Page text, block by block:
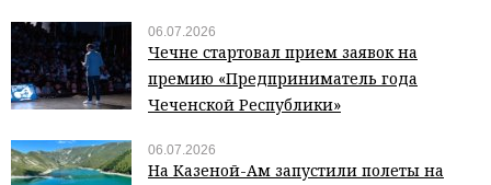
06.07.2026
Чечне стартовал прием заявок на
премию «Предприниматель года
Чеченской Республики»
06.07.2026
На Казеной-Ам запустили полеты на